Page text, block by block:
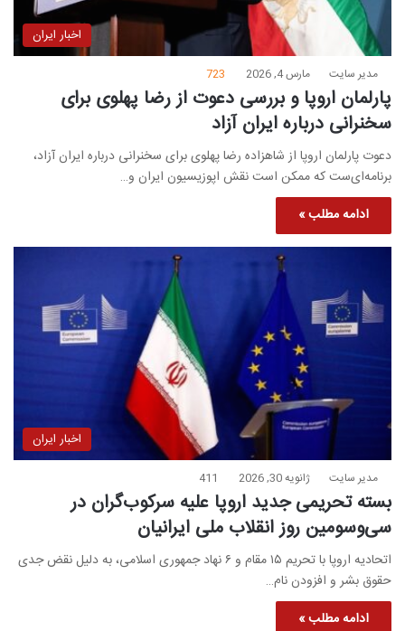
اخبار ایران
مدیر سایت مارس 4, 2026 723
پارلمان اروپا و بررسی دعوت از رضا پهلوی برای
سخنرانی درباره ایران آزاد
دعوت پارلمان اروپا از شاهزاده رضا پهلوی برای سخنرانی درباره ایران آزاد،
برنامه‌ای‌ست که ممکن است نقش اپوزیسیون ایران و…
ادامه مطلب »
اخبار ایران
مدیر سایت ژانویه 30, 2026 411
بسته تحریمی جدید اروپا علیه سرکوب‌گران در
سی‌وسومین روز انقلاب ملی ایرانیان
اتحادیه اروپا با تحریم ۱۵ مقام و ۶ نهاد جمهوری اسلامی، به دلیل نقض جدی
حقوق بشر و افزودن نام…
ادامه مطلب »